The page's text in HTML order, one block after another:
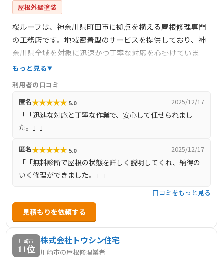
屋根外壁塗装
桜ルーフは、神奈川県町田市に拠点を構える屋根修理専門
の工務店です。地域密着型のサービスを提供しており、神
奈川県全域を対象に迅速かつ丁寧な対応を心掛けていま
す。無料診断を実施しており、屋根の状態を正確に把握し
事例や料金に関する情報は公開されていませんが、公式サ
イトでは選ばれる理由やお客様の声などが掲載されてお
り、信頼性の高さが伺えます。
もっと見る
利用者の口コミ
匿名★★★★★ 5.0 2025/12/17
「「迅速な対応と丁寧な作業で、安心して任せられまし
た。」」
匿名★★★★★ 5.0 2025/12/17
「「無料診断で屋根の状態を詳しく説明してくれ、納得の
いく修理ができました。」」
口コミをもっと見る
見積もりを依頼する
川崎市
11位
株式会社トウシン住宅
川崎市の屋根修理業者